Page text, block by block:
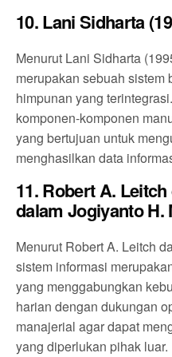
10. Lani Sidharta
Menurut Lani Sidharta
merupakan sebuah sistem
himpunan yang
komponen-komponen
yang bertujuan untuk
menghasilkan data
11. Robert A.
dalam Jogiyanto H.
Menurut Robert A. Leitch
sistem informasi
yang menggabungkan
harian dengan dukungan
manajerial agar dapat
yang diperlukan pihak luar.